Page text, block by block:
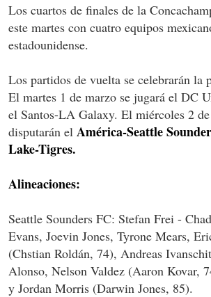
Los cuartos de finales de la
este martes con cuatro equipos
estadounidense.
Los partidos de vuelta se celebrarán la
El martes 1 de marzo se jugará el DC
el Santos-LA Galaxy. El miércoles 2
disputarán el América-Seattle
Lake-Tigres.
Alineaciones:
Seattle Sounders FC: Stefan Frei -
Evans, Joevin Jones, Tyrone Mears,
(Chstian Roldán, 74), Andreas
Alonso, Nelson Valdez (Aaron Kovar,
y Jordan Morris (Darwin Jones, 85).